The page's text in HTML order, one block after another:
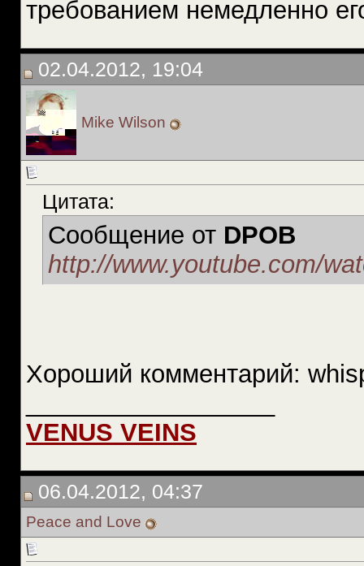
требованием немедленно
02.04.2012, 19:04
Mike Wilson
Цитата:
Сообщение от DPOB
http://www.youtube.com/
Хороший комментарий:
VENUS VEINS
06.04.2012, 04:37
Peace and Love